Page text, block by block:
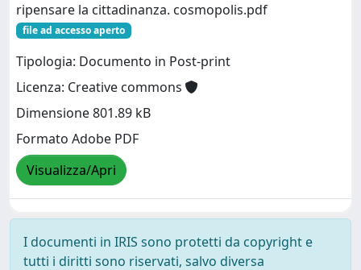
ripensare la cittadinanza. cosmopolis.pdf
file ad accesso aperto
Tipologia: Documento in Post-print
Licenza: Creative commons
Dimensione 801.89 kB
Formato Adobe PDF
Visualizza/Apri
I documenti in IRIS sono protetti da copyright e
tutti i diritti sono riservati, salvo diversa